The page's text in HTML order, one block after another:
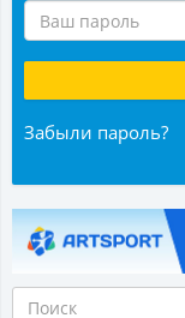
Забыли пароль?